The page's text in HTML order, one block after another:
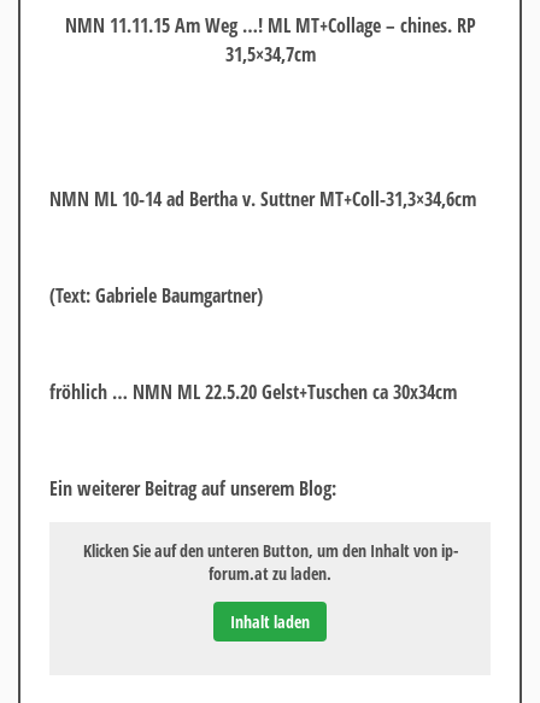
NMN 11.11.15 Am Weg …! ML MT+Collage – chines. RP
31,5×34,7cm
NMN ML 10-14 ad Bertha v. Suttner MT+Coll-31,3×34,6cm
(Text: Gabriele Baumgartner)
fröhlich … NMN ML 22.5.20 Gelst+Tuschen ca 30x34cm
Ein weiterer Beitrag auf unserem Blog:
Klicken Sie auf den unteren Button, um den Inhalt von ip-
forum.at zu laden.
Inhalt laden